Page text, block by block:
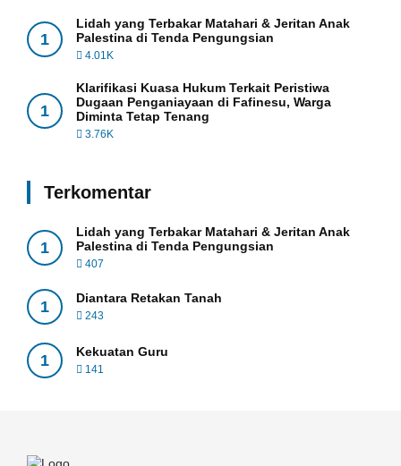
1
Lidah yang Terbakar Matahari & Jeritan Anak
Palestina di Tenda Pengungsian
4.01K
1
Klarifikasi Kuasa Hukum Terkait Peristiwa
Dugaan Penganiayaan di Fafinesu, Warga
Diminta Tetap Tenang
3.76K
Terkomentar
1
Lidah yang Terbakar Matahari & Jeritan Anak
Palestina di Tenda Pengungsian
407
1 Diantara Retakan Tanah
243
1 Kekuatan Guru
141